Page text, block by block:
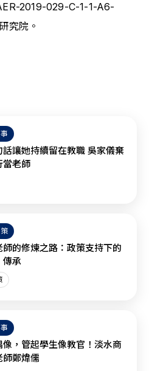
2019-029-C-1-1-A6-
究院。
話讓她持續留在教職 吳家儀棄
當老師
師的修煉之路：政策支持下的
傳承
像，管起學生像教官！淡水商
師鄭煒儒